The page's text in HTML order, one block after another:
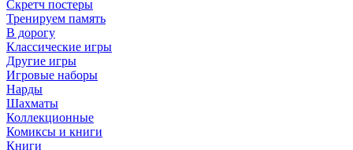
Скретч постеры
Тренируем память
В дорогу
Классические игры
Другие игры
Игровые наборы
Нарды
Шахматы
Коллекционные
Комиксы и книги
Книги